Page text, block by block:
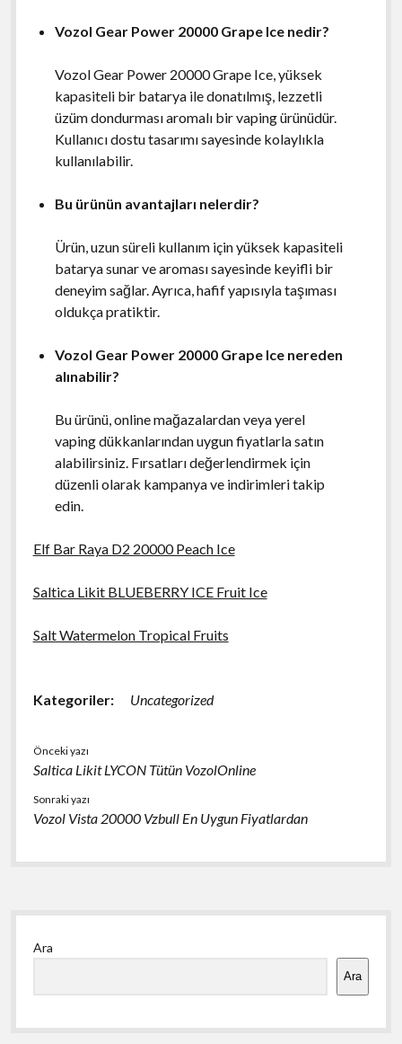
Vozol Gear Power 20000 Grape Ice nedir?
Vozol Gear Power 20000 Grape Ice, yüksek
kapasiteli bir batarya ile donatılmış, lezzetli
üzüm dondurması aromalı bir vaping ürünüdür.
Kullanıcı dostu tasarımı sayesinde kolaylıkla
kullanılabilir.
Bu ürünün avantajları nelerdir?
Ürün, uzun süreli kullanım için yüksek kapasiteli
batarya sunar ve aroması sayesinde keyifli bir
deneyim sağlar. Ayrıca, hafif yapısıyla taşıması
oldukça pratiktir.
Vozol Gear Power 20000 Grape Ice nereden
alınabilir?
Bu ürünü, online mağazalardan veya yerel
vaping dükkanlarından uygun fiyatlarla satın
alabilirsiniz. Fırsatları değerlendirmek için
düzenli olarak kampanya ve indirimleri takip
edin.
Elf Bar Raya D2 20000 Peach Ice
Saltica Likit BLUEBERRY ICE Fruit Ice
Salt Watermelon Tropical Fruits
Kategoriler: Uncategorized
Önceki yazı
Saltica Likit LYCON Tütün VozolOnline
Sonraki yazı
Vozol Vista 20000 Vzbull En Uygun Fiyatlardan
Yan
Menü
Ara
Ara